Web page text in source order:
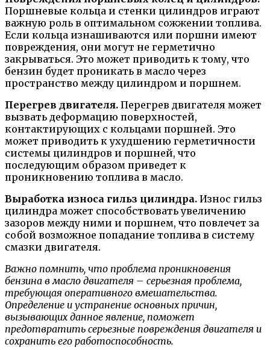
Поршневые кольца и стенки цилиндров играют
важную роль в оптимальном сожжении топлива.
Если кольца изнашиваются или поршни имеют
повреждения, они могут не герметично
закрываться. Это может приводить к тому, что
бензин будет проникать в масло через
пространство между цилиндром и поршнем.
Перегрев двигателя. Перегрев двигателя может
вызвать деформацию поверхностей,
контактирующих с кольцами поршней. Это
может приводить к ухудшению герметичности
системы цилиндров и поршней, что
последующим образом приведет к
проникновению топлива в масло.
Выработка износа гильз цилиндра. Износ гильз
цилиндра может способствовать увеличению
зазоров между ними и поршнем, что повлечет за
собой возможное попадание топлива в систему
смазки двигателя.
Важно помнить, что проблема проникновения
бензина в масло двигателя – серьезная проблема,
требующая оперативного вмешательства.
Определение и устранение основных причин,
вызывающих данное явление, поможет
предотвратить серьезные повреждения двигателя и
сохранить его работоспособность.